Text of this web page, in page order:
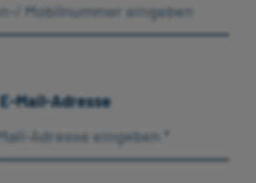
E-Mail-Adresse